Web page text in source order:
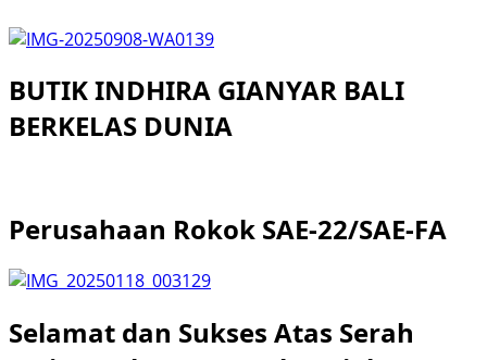
BUTIK INDHIRA GIANYAR BALI
BERKELAS DUNIA
Perusahaan Rokok SAE-22/SAE-FA
Selamat dan Sukses Atas Serah